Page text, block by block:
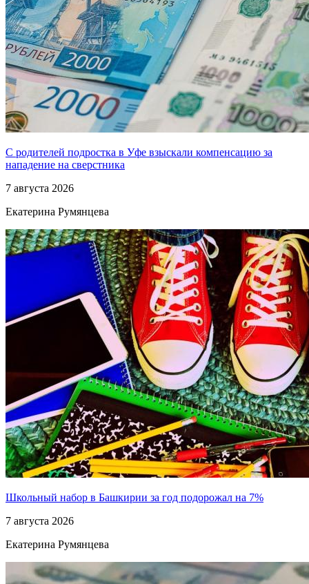
С родителей подростка в Уфе взыскали компенсацию за
нападение на сверстника
7 августа 2026
Екатерина Румянцева
Школьный набор в Башкирии за год подорожал на 7%
7 августа 2026
Екатерина Румянцева